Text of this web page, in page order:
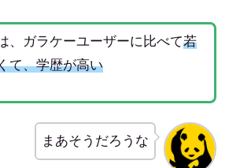
、ガラケーユーザーに比べて若
て、学歴が高い
まあそうだろうな